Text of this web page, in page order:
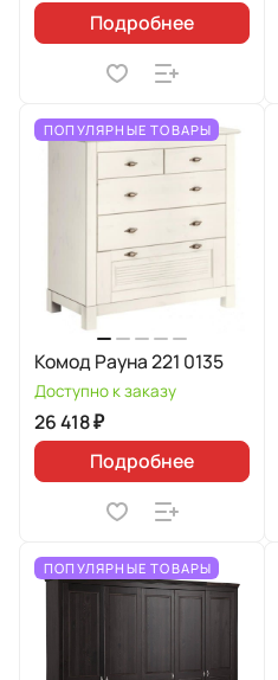
Подробнее
ПОПУЛЯРНЫЕ ТОВАРЫ
Комод Рауна 221 0135
Доступно к заказу
26 418 ₽
Подробнее
ПОПУЛЯРНЫЕ ТОВАРЫ